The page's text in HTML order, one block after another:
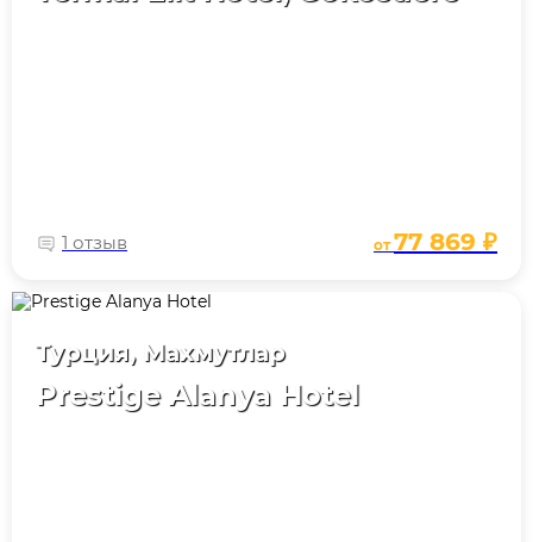
1 отзыв от77 869 ₽
Турция, Махмутлар
Prestige Alanya Hotel